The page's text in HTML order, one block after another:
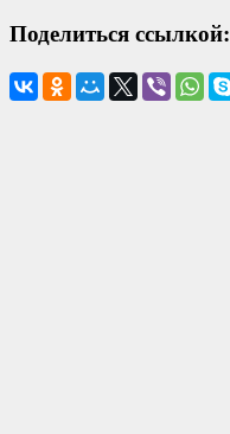
Поделиться ссылкой: